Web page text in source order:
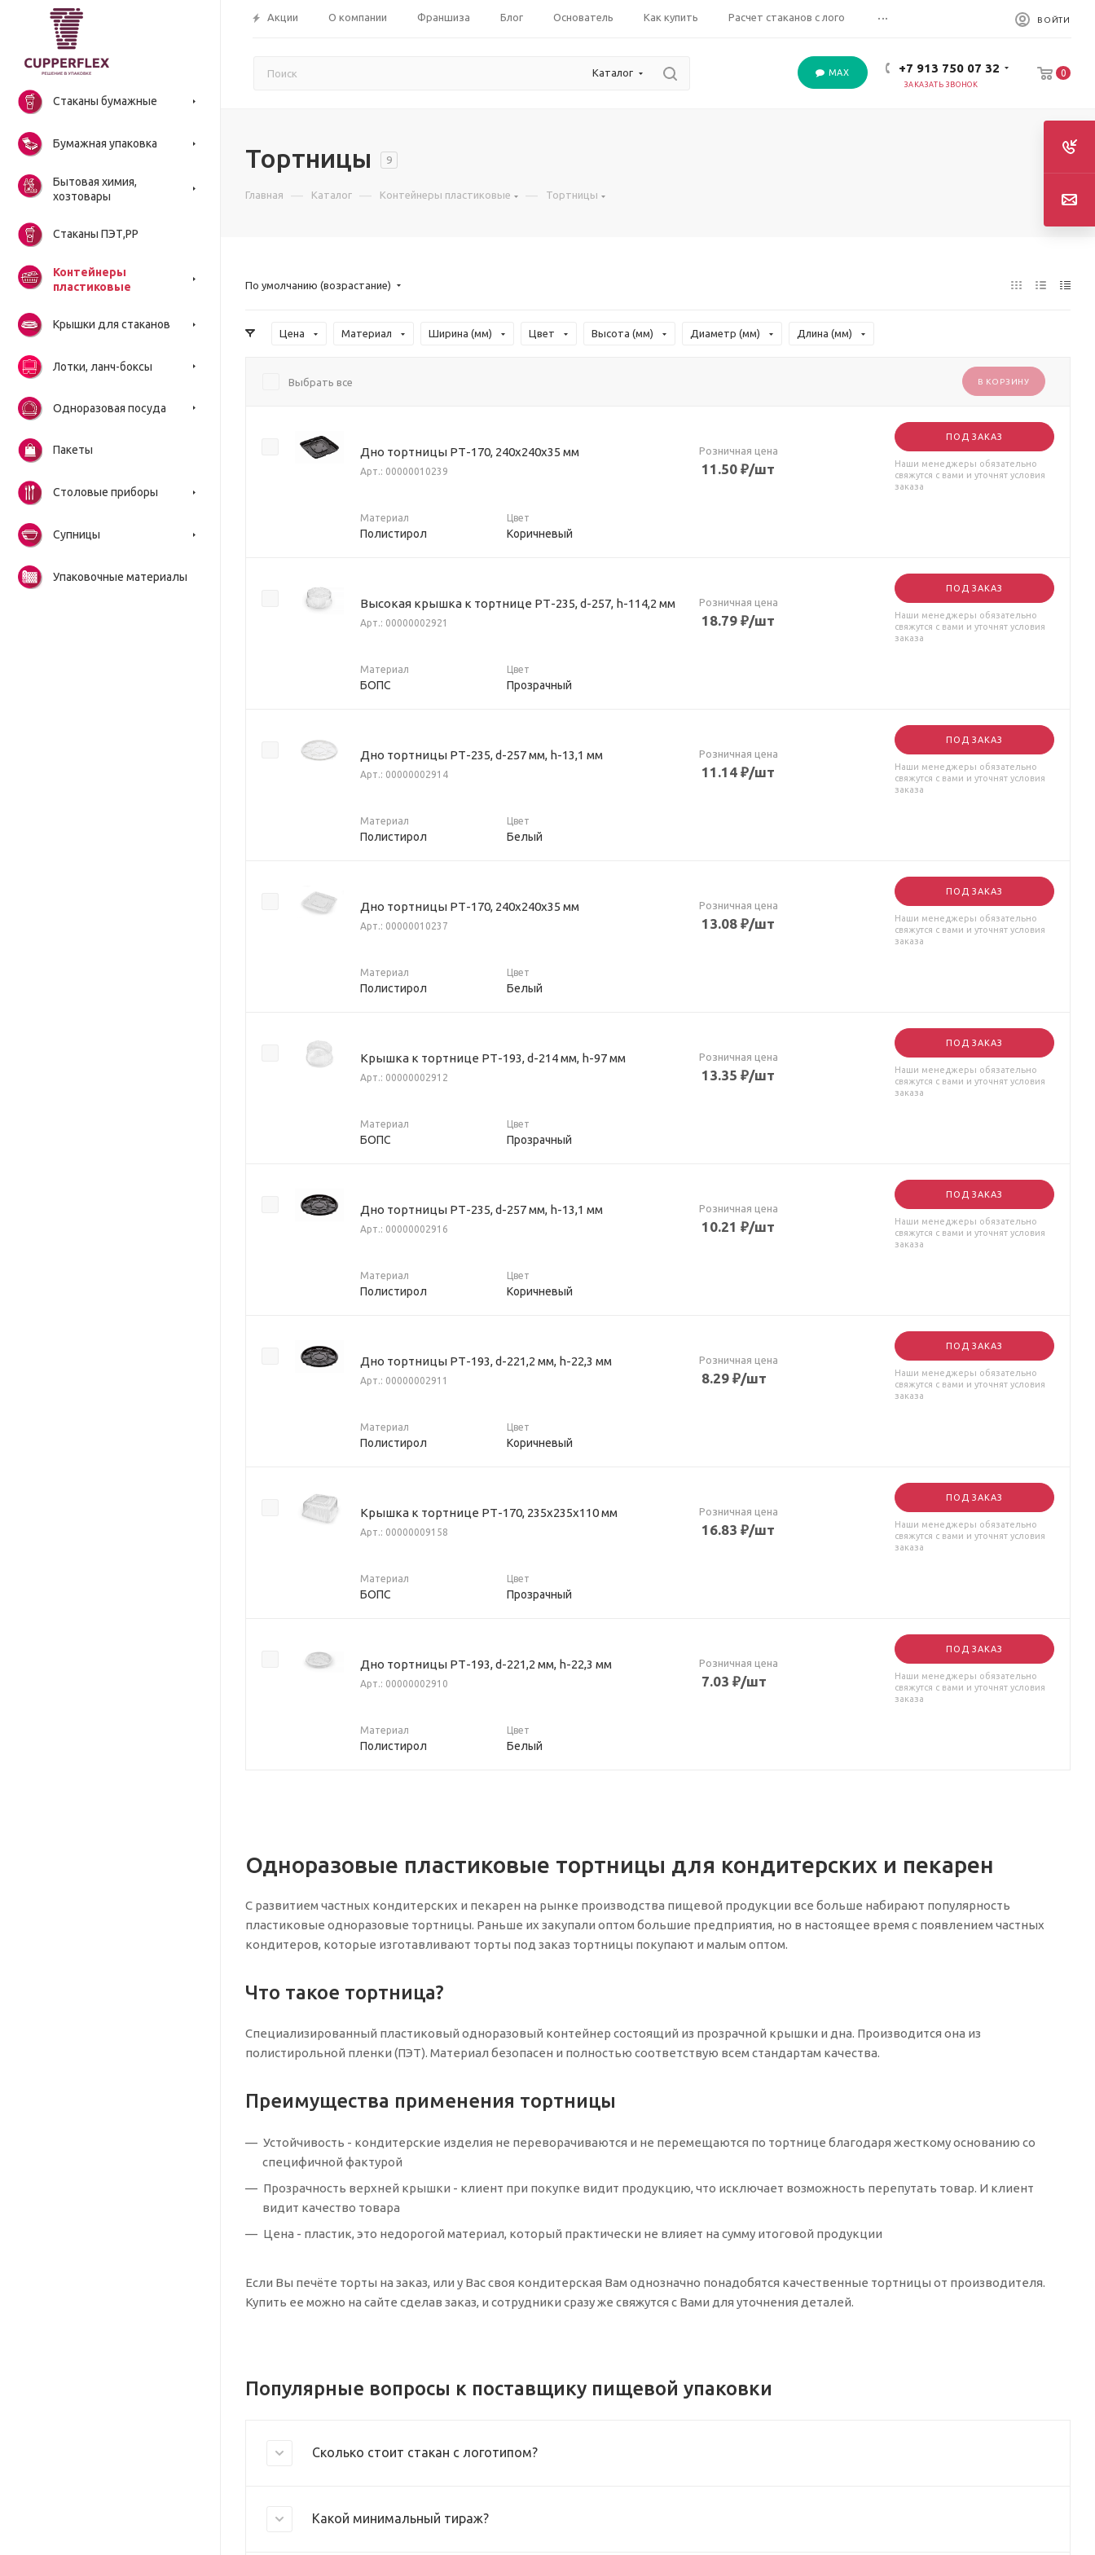
Акции О компании Франшиза Блог Основатель Как купить Расчет стаканов с лого ... ВОЙТИ
Каталог MAX +7 913 750 07 32
ЗАКАЗАТЬ ЗВОНОК
0
Стаканы бумажные
Бумажная упаковка
Бытовая химия,
хозтовары
Стаканы ПЭТ,РР
Контейнеры
пластиковые
Крышки для стаканов
Лотки, ланч-боксы
Одноразовая посуда
Пакеты
Столовые приборы
Супницы
Упаковочные материалы
Тортницы 9
Главная — Каталог — Контейнеры пластиковые — Тортницы
По умолчанию (возрастание)
Цена Материал Ширина (мм) Цвет Высота (мм) Диаметр (мм) Длина (мм)
Выбрать все В КОРЗИНУ
Дно тортницы РТ-170, 240х240х35 мм
Арт.: 00000010239
Розничная цена
11.50 ₽/шт
ПОД ЗАКАЗ
Наши менеджеры обязательно
свяжутся с вами и уточнят условия
заказа
Материал
Полистирол
Цвет
Коричневый
Высокая крышка к тортнице РТ-235, d-257, h-114,2 мм
Арт.: 00000002921
Розничная цена
18.79 ₽/шт
ПОД ЗАКАЗ
Наши менеджеры обязательно
свяжутся с вами и уточнят условия
заказа
Материал
БОПС
Цвет
Прозрачный
Дно тортницы РТ-235, d-257 мм, h-13,1 мм
Арт.: 00000002914
Розничная цена
11.14 ₽/шт
ПОД ЗАКАЗ
Наши менеджеры обязательно
свяжутся с вами и уточнят условия
заказа
Материал
Полистирол
Цвет
Белый
Дно тортницы РТ-170, 240х240х35 мм
Арт.: 00000010237
Розничная цена
13.08 ₽/шт
ПОД ЗАКАЗ
Наши менеджеры обязательно
свяжутся с вами и уточнят условия
заказа
Материал
Полистирол
Цвет
Белый
Крышка к тортнице РТ-193, d-214 мм, h-97 мм
Арт.: 00000002912
Розничная цена
13.35 ₽/шт
ПОД ЗАКАЗ
Наши менеджеры обязательно
свяжутся с вами и уточнят условия
заказа
Материал
БОПС
Цвет
Прозрачный
Дно тортницы РТ-235, d-257 мм, h-13,1 мм
Арт.: 00000002916
Розничная цена
10.21 ₽/шт
ПОД ЗАКАЗ
Наши менеджеры обязательно
свяжутся с вами и уточнят условия
заказа
Материал
Полистирол
Цвет
Коричневый
Дно тортницы РТ-193, d-221,2 мм, h-22,3 мм
Арт.: 00000002911
Розничная цена
8.29 ₽/шт
ПОД ЗАКАЗ
Наши менеджеры обязательно
свяжутся с вами и уточнят условия
заказа
Материал
Полистирол
Цвет
Коричневый
Крышка к тортнице РТ-170, 235х235х110 мм
Арт.: 00000009158
Розничная цена
16.83 ₽/шт
ПОД ЗАКАЗ
Наши менеджеры обязательно
свяжутся с вами и уточнят условия
заказа
Материал
БОПС
Цвет
Прозрачный
Дно тортницы РТ-193, d-221,2 мм, h-22,3 мм
Арт.: 00000002910
Розничная цена
7.03 ₽/шт
ПОД ЗАКАЗ
Наши менеджеры обязательно
свяжутся с вами и уточнят условия
заказа
Материал
Полистирол
Цвет
Белый
Одноразовые пластиковые тортницы для кондитерских и пекарен
С развитием частных кондитерских и пекарен на рынке производства пищевой продукции все больше набирают популярность
пластиковые одноразовые тортницы. Раньше их закупали оптом большие предприятия, но в настоящее время с появлением частных
кондитеров, которые изготавливают торты под заказ тортницы покупают и малым оптом.
Что такое тортница?
Специализированный пластиковый одноразовый контейнер состоящий из прозрачной крышки и дна. Производится она из
полистирольной пленки (ПЭТ). Материал безопасен и полностью соответствую всем стандартам качества.
Преимущества применения тортницы
Устойчивость - кондитерские изделия не переворачиваются и не перемещаются по тортнице благодаря жесткому основанию со
специфичной фактурой
Прозрачность верхней крышки - клиент при покупке видит продукцию, что исключает возможность перепутать товар. И клиент
видит качество товара
Цена - пластик, это недорогой материал, который практически не влияет на сумму итоговой продукции
Если Вы печёте торты на заказ, или у Вас своя кондитерская Вам однозначно понадобятся качественные тортницы от производителя.
Купить ее можно на сайте сделав заказ, и сотрудники сразу же свяжутся с Вами для уточнения деталей.
Популярные вопросы к поставщику пищевой упаковки
Сколько стоит стакан с логотипом?
Какой минимальный тираж?